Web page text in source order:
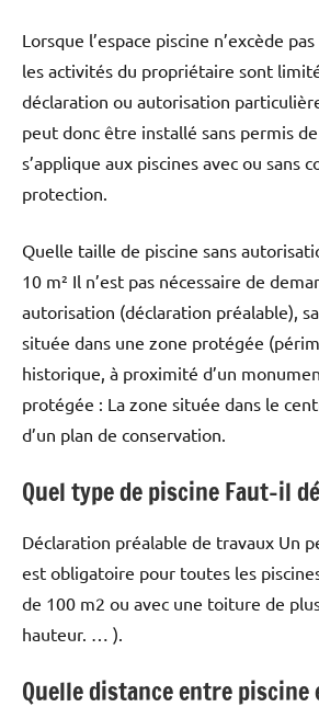
Lorsque l’espace piscine n’excède
les activités du propriétaire sont
déclaration ou autorisation
peut donc être installé sans permis
s’applique aux piscines avec ou sans
protection.
Quelle taille de piscine sans
10 m² Il n’est pas nécessaire de
autorisation (déclaration préalable),
située dans une zone protégée
historique, à proximité d’un
protégée : La zone située dans le
d’un plan de conservation.
Quel type de piscine Faut-il
Déclaration préalable de travaux Un
est obligatoire pour toutes les
de 100 m2 ou avec une toiture de
hauteur. … ).
Quelle distance entre piscine